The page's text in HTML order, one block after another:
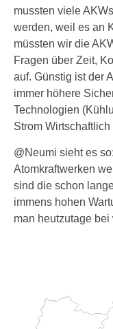
mussten viele
werden, weil es an
müssten wir die
Fragen über Zeit,
auf. Günstig ist der
immer höhere
Technologien
Strom
@Neumi sieht es
Atomkraftwerken
sind die schon
immens hohen
man heutzutage bei